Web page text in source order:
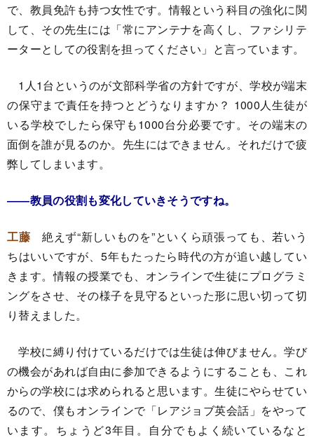
で、教員免許も持つ女性です。情報という科目の強化に関
して、その先生には「常にアンテナを高くし、ファシリテ
ーターとしての役割を担ってください」と言っています。
1人1台というのが文部科学省の方針ですが、学校が端末
の保守まで責任を持つとどうなりますか？ 1000人生徒が
いる学校でしたら保守も1000台分必要です。その端末の
面倒を誰が見るのか。先生にはできません。それだけで疲
弊してしまいます。
――教員の役割も変化していきそうですね。
工藤 絶えず“新しいものを”といくら頑張っても、若いう
ちはいいですが、5年もたったら時代の方が追い越してい
きます。情報の授業でも、オンラインで生徒にプログラミ
ングをさせ、その様子を見守るといった形に思い切って切
り替えました。
学校に縛り付けているだけでは生徒は伸びません。学び
の機会があれば自由に参加できるようにすることも、これ
からの学校には求められると思います。生徒にやらせてい
るので、僕もオンラインで「レアジョブ英会話」をやって
います。ちょうど3年目。自分でもよく続いているなと